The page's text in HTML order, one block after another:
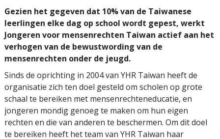
Gezien het gegeven dat 10% van de Taiwanese
leerlingen elke dag op school wordt gepest, werkt
Jongeren voor mensenrechten Taiwan actief aan het
verhogen van de bewustwording van de
mensenrechten onder de jeugd.
Sinds de oprichting in 2004 van YHR Taiwan heeft de
organisatie zich ten doel gesteld om scholen op grote
schaal te bereiken met mensenrechteneducatie, en
jongeren mondig genoeg te maken om hun eigen
rechten en die van anderen te beschermen. Om dit doel
te bereiken heeft het team van YHR Taiwan haar